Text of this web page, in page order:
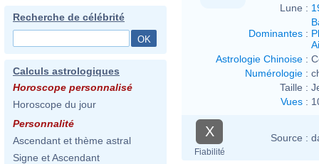
Recherche de célébrité
Calculs astrologiques
Horoscope personnalisé
Horoscope du jour
Personnalité
Ascendant et thème astral
Signe et Ascendant
Lune :
Dominantes :
Astrologie Chinoise :
Numérologie :
Taille :
Vues :
X
Fiabilité
Source :